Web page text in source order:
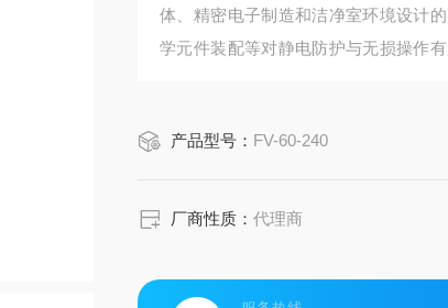
体、精密电子制造和洁净室环境设计
学元件装配等对静电防护与无损操作
产品型号： FV-60-240
厂商性质：代理商